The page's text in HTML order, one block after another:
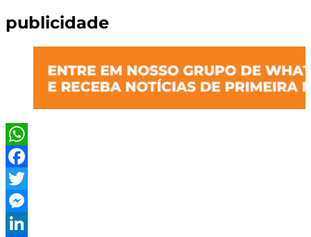
publicidade
WhatsApp
Facebook
Twitter
Messenger